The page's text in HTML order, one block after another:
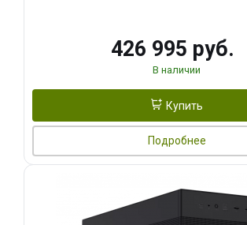
426 995 руб.
В наличии
Купить
Подробнее